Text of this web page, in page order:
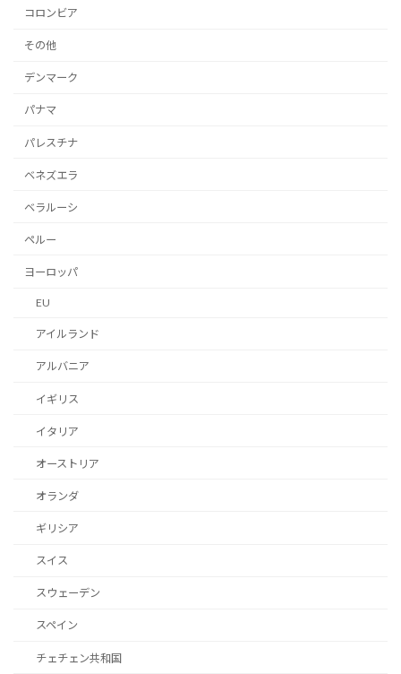
コロンビア
その他
デンマーク
パナマ
パレスチナ
ベネズエラ
ベラルーシ
ペルー
ヨーロッパ
EU
アイルランド
アルバニア
イギリス
イタリア
オーストリア
オランダ
ギリシア
スイス
スウェーデン
スペイン
チェチェン共和国